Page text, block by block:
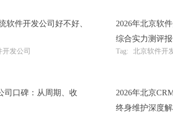
软件开发公司好不好、
发公司
2026年北京软
综合实力测评
Tag: 北京软件开
司口碑：从周期、收
2026年北京
终身维护深度